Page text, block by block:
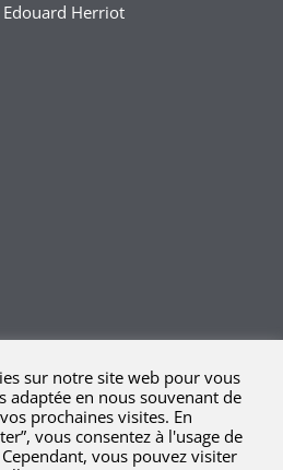
Herriot
sur notre site web pour vous
adaptée en nous souvenant de
prochaines visites. En
vous consentez à l'usage de
vous pouvez visiter